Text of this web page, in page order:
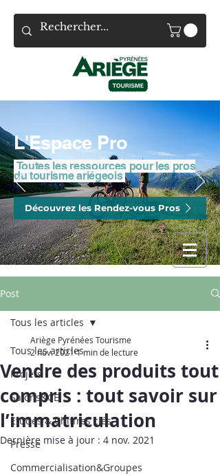
L'Espace Pro
Toutes les ressources pour les pros
du tourisme ariégeois
Découvrez les Rendez-vous Pros
Post
Tous les articles
Projets
Salons&CE
Etudes & Chiffres clés
Presse
Commercialisation&Groupes
Tous les articles
Vendre des produits tout
compris : tout savoir sur
l’immatriculation
Ariège Pyrénées Tourisme
2 nov. 20211 min de lecture
Dernière mise à jour : 4 nov. 2021